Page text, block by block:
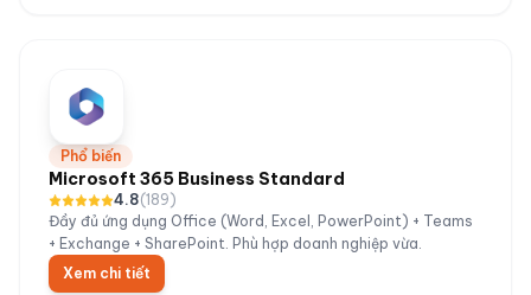
Phổ biến
Microsoft 365 Business Standard
4.8(189)
Đầy đủ ứng dụng Office (Word, Excel, PowerPoint) + Teams
+ Exchange + SharePoint. Phù hợp doanh nghiệp vừa.
Xem chi tiết